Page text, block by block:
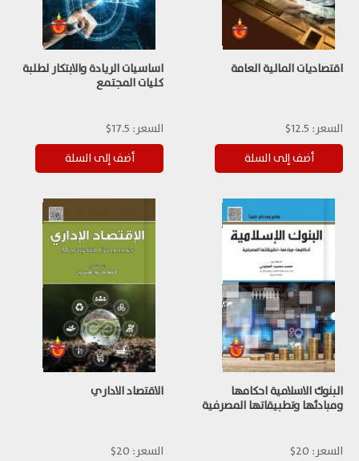
اقتصاديات المالية العامة
السعر: 12.5$
اساسيات الريادة والابتكار لطلبة
كليات المجتمع
السعر: 17.5$
البنوك الاسلامية احكامها
ومبادئها وتطبيقاتها المصرفية
السعر: 20$
الاقتصاد الاداري
السعر: 20$